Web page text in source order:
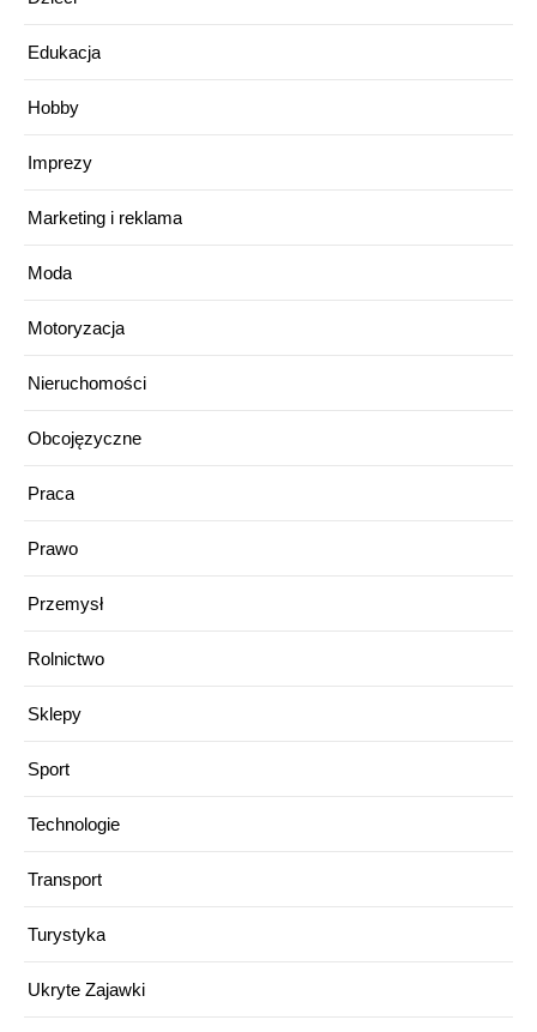
Edukacja
Hobby
Imprezy
Marketing i reklama
Moda
Motoryzacja
Nieruchomości
Obcojęzyczne
Praca
Prawo
Przemysł
Rolnictwo
Sklepy
Sport
Technologie
Transport
Turystyka
Ukryte Zajawki